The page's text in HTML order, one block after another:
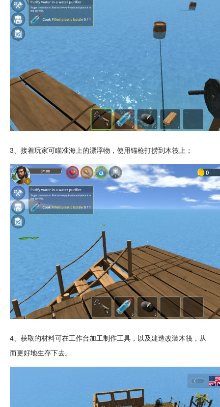
3、接着玩家可瞄准海上的漂浮物，使用锚枪打捞到木筏上；
4、获取的材料可在工作台加工制作工具，以及建造改装木筏，从
而更好地生存下去。